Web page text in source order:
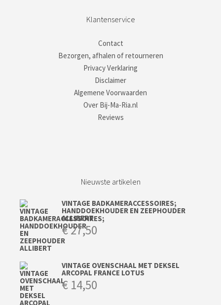
Klantenservice
Contact
Bezorgen, afhalen of retourneren
Privacy Verklaring
Disclaimer
Algemene Voorwaarden
Over Bij-Ma-Ria.nl
Reviews
Nieuwste artikelen
VINTAGE BADKAMERACCESSOIRES;
HANDDOEKHOUDER EN ZEEPHOUDER
ALLIBERT
€27,50
VINTAGE OVENSCHAAL MET DEKSEL
ARCOPAL FRANCE LOTUS
€ 14,50